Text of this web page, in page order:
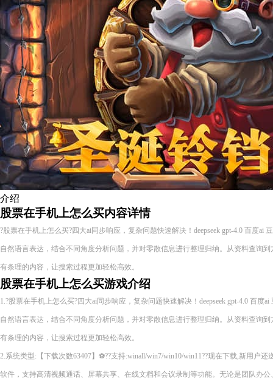
介绍
股票在手机上怎么买内容详情
?股票在手机上怎么买?四大ai同步响应，复杂问题快速解决！deepseek gpt-4.0 百度ai
自然语言表达，结合不同角度分析问题，并对零散信息进行整理归纳。从资料查询
有条理的内容，让搜索过程更加轻松高效。
股票在手机上怎么买游戏介绍
1.?股票在手机上怎么买?四大ai同步响应，复杂问题快速解决！deepseek gpt-4.0 百度
自然语言表达，结合不同角度分析问题，并对零散信息进行整理归纳。从资料查询
有条理的内容，让搜索过程更加轻松高效。
2.系统类型:【下载次数63407】⚽??支持:winall/win7/win10/win11??现在下载,新用户
软件，支持高清视频通话、屏幕共享、在线文档和会议录制等功能。无论是团队办